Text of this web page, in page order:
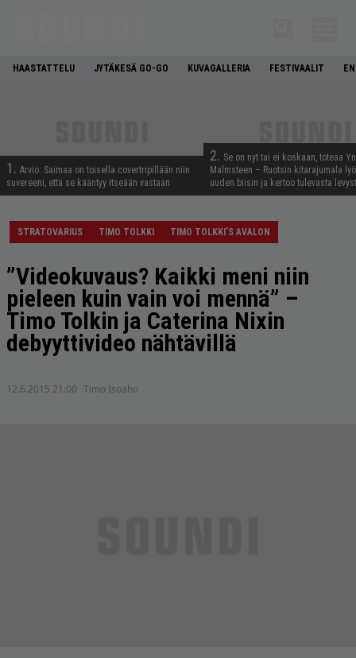
HAASTATTELU JYTÄKESÄ GO-GO KUVAGALLERIA FESTIVAALIT
1. Arvio: Saimaa on toisella covertripillään niin
suvereeni, että se kääntyy itseään vastaan
2. Se on nyt tai ei koskaan, toteaa
Malmsteen – Ruotsin kitarajumala
uuden biisin ja kertoo tulevasta
STRATOVARIUS TIMO TOLKKI TIMO TOLKKI’S AVALON
”Videokuvaus? Kaikki meni niin
pieleen kuin vain voi mennä” –
Timo Tolkin ja Caterina Nixin
debyyttivideo nähtävillä
12.6.2015 21:00 Timo Isoaho